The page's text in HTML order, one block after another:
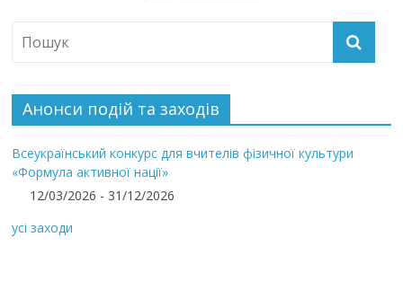
Анонси подій та заходів
Всеукраїнський конкурс для вчителів фізичної культури
«Формула активної нації»
12/03/2026 - 31/12/2026
усі заходи